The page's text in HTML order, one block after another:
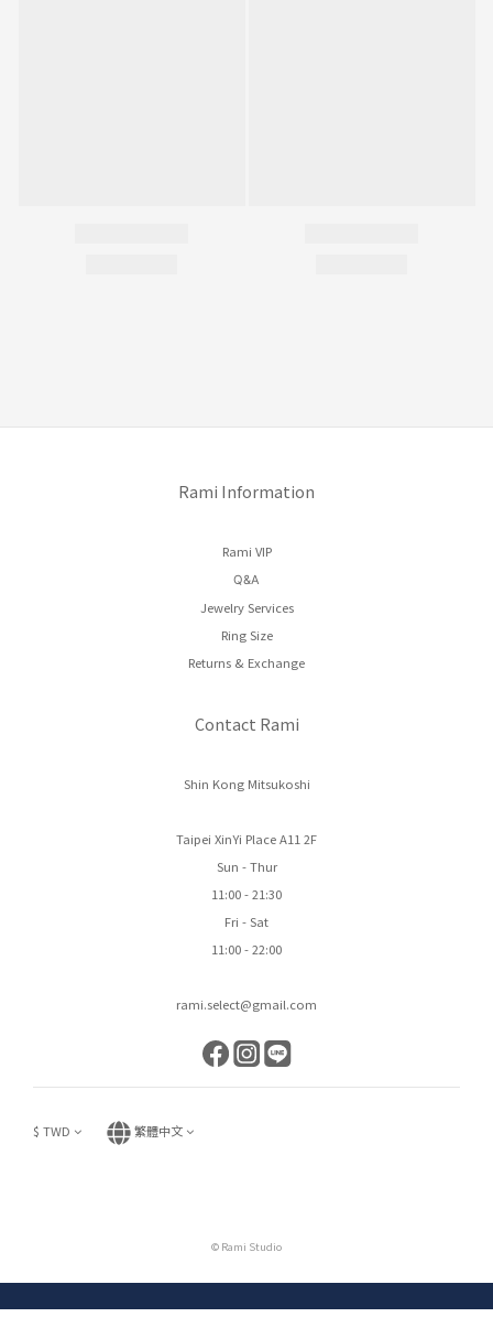
Rami Information
Rami VIP
Q&A
Jewelry Services
Ring Size
Returns & Exchange
Contact Rami
Shin Kong Mitsukoshi
Taipei XinYi Place A11 2F
Sun - Thur
11:00 - 21:30
Fri - Sat
11:00 - 22:00
rami.select@gmail.com
$ TWD 繁體中文
© Rami Studio